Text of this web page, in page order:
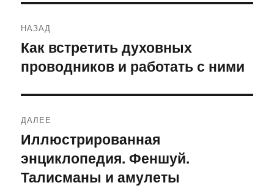
по
записям
НАЗАД
Предыдущая
запись:
Как встретить духовных
проводников и работать с ними
ДАЛЕЕ
Следующая
запись:
Иллюстрированная
энциклопедия. Феншуй.
Талисманы и амулеты